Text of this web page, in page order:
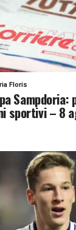
Floris
Sampdoria:
sportivi – 8